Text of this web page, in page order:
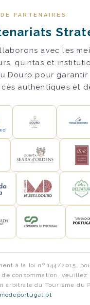
PARTENAIRES
avec les
quintas et
Douro pour garantir
authentiques et
à la loi nº 144/2015,
consommation, veuillez
arbitrale du Tourisme du